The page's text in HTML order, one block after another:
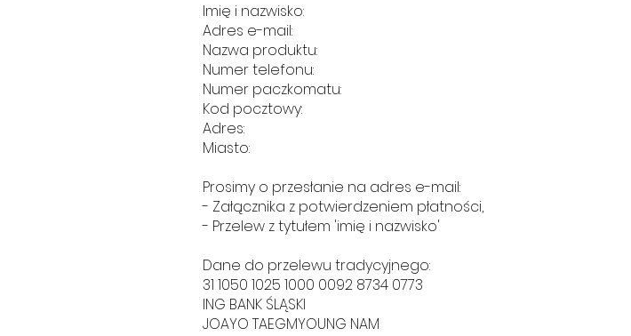
Imię i nazwisko:
Adres e-mail:
Nazwa produktu:
Numer telefonu:
Numer paczkomatu:
Kod pocztowy:
Adres:
Miasto:
Prosimy o przesłanie na adres e-mail:
- Załącznika z potwierdzeniem płatności,
- Przelew z tytułem 'imię i nazwisko'
Dane do przelewu tradycyjnego:
31 1050 1025 1000 0092 8734 0773
ING BANK ŚLĄSKI
JOAYO TAEGMYOUNG NAM